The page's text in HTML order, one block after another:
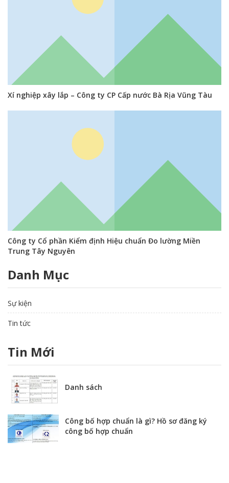
Xí nghiệp xây lắp – Công ty CP Cấp nước Bà Rịa Vũng Tàu
Công ty Cổ phần Kiểm định Hiệu chuẩn Đo lường Miền
Trung Tây Nguyên
Danh Mục
Sự kiện
Tin tức
Tin Mới
Danh sách
Công bố hợp chuẩn là gì? Hồ sơ đăng ký
công bố hợp chuẩn